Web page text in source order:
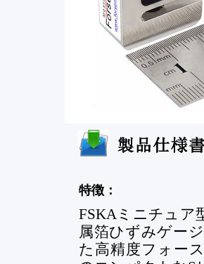
特徴：
FSKAミニチュア
属箔ひずみゲー
た高精度フォー